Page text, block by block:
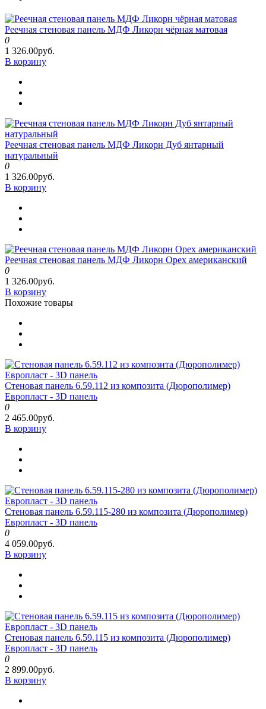
Реечная стеновая панель МДФ Ликорн чёрная матовая
0
1 326.00руб.
В корзину
Реечная стеновая панель МДФ Ликорн Дуб янтарный
натуральный
0
1 326.00руб.
В корзину
Реечная стеновая панель МДФ Ликорн Орех американский
0
1 326.00руб.
В корзину
Похожие товары
Стеновая панель 6.59.112 из композита (Дюрополимер)
Европласт - 3D панель
0
2 465.00руб.
В корзину
Стеновая панель 6.59.115-280 из композита (Дюрополимер)
Европласт - 3D панель
0
4 059.00руб.
В корзину
Стеновая панель 6.59.115 из композита (Дюрополимер)
Европласт - 3D панель
0
2 899.00руб.
В корзину